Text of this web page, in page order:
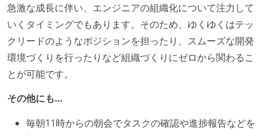
急激な成長に伴い、エンジニアの組織化について注力して
いくタイミングでもあります。そのため、ゆくゆくはテッ
クリードのようなポジションを担ったり、スムーズな開発
環境づくりを行ったりなど組織づくりにゼロから関わるこ
とが可能です。
その他にも…
毎朝11時からの朝会でタスクの確認や進捗報告などを